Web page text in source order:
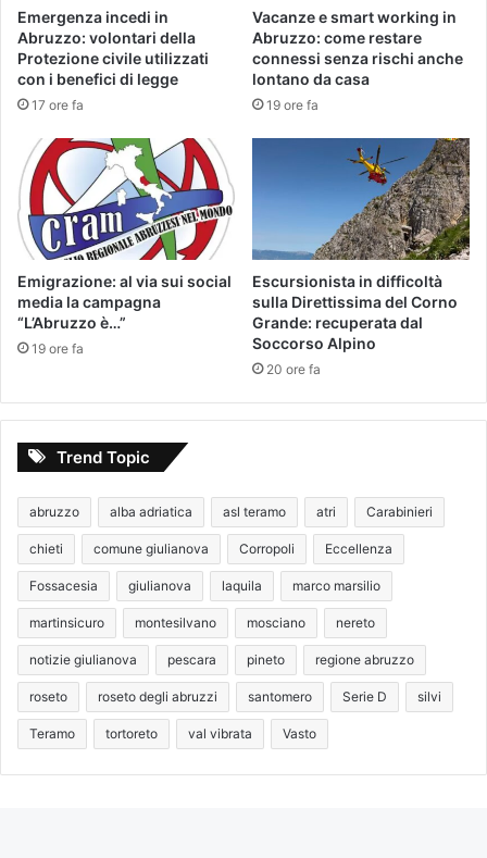
Emergenza incedi in
Abruzzo: volontari della
Protezione civile utilizzati
con i benefici di legge
17 ore fa
Vacanze e smart working in
Abruzzo: come restare
connessi senza rischi anche
lontano da casa
19 ore fa
Emigrazione: al via sui social
media la campagna
“L’Abruzzo è…”
19 ore fa
Escursionista in difficoltà
sulla Direttissima del Corno
Grande: recuperata dal
Soccorso Alpino
20 ore fa
Trend Topic
abruzzo alba adriatica asl teramo atri Carabinieri
chieti comune giulianova Corropoli Eccellenza
Fossacesia giulianova laquila marco marsilio
martinsicuro montesilvano mosciano nereto
notizie giulianova pescara pineto regione abruzzo
roseto roseto degli abruzzi santomero Serie D silvi
Teramo tortoreto val vibrata Vasto